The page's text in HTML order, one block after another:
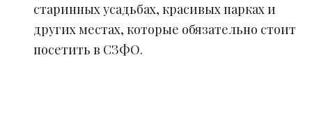
старинных усадьбах, красивых парках и
других местах, которые обязательно стоит
посетить в СЗФО.